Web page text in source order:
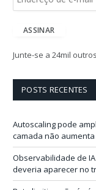
e
ç
i
l
ASSINAR
Junte-se a 24mil
POSTS RECENTES
Autoscaling pode
camada não
Observabilidade de
deveria aparecer no